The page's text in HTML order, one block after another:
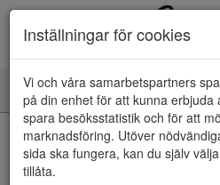
Toggle
navigation
HEM
Inställningar för cookies
Vi och våra samarbetspartners
på din enhet för att kunna erbjuda
spara besöksstatistik och för att
marknadsföring. Utöver
sida ska fungera, kan du själv
tillåta.